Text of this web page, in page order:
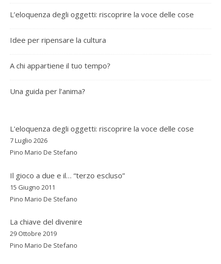
L’eloquenza degli oggetti: riscoprire la voce delle cose
Idee per ripensare la cultura
A chi appartiene il tuo tempo?
Una guida per l’anima?
L'eloquenza degli oggetti: riscoprire la voce delle cose
7 Luglio 2026
Pino Mario De Stefano
Il gioco a due e il… “terzo escluso”
15 Giugno 2011
Pino Mario De Stefano
La chiave del divenire
29 Ottobre 2019
Pino Mario De Stefano